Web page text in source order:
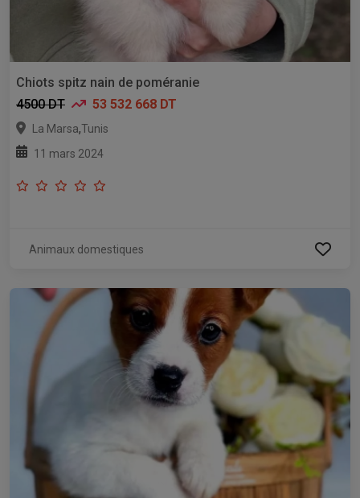
Chiots spitz nain de poméranie
4500 DT
53 532 668 DT
La Marsa,Tunis
11 mars 2024
Animaux domestiques